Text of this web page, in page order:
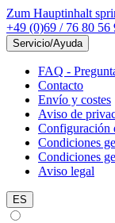
Zum Hauptinhalt
+49 (0)69 / 76 80 56
Servicio/Ayuda
FAQ -
Contacto
Envío y costes
Aviso de
Configuración
Condiciones
Condiciones
Aviso legal
ES